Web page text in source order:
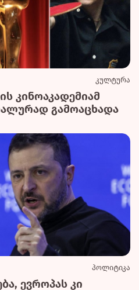
კულტურა
კინოაკადემიამ
გამოაცხადა
პოლიტიკა
ევროპას კი